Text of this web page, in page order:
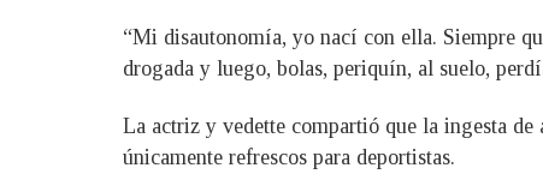
“Mi disautonomía, yo nací con ella. Siempre
drogada y luego, bolas, periquín, al suelo,
La actriz y vedette compartió que la ingesta
únicamente refrescos para deportistas.